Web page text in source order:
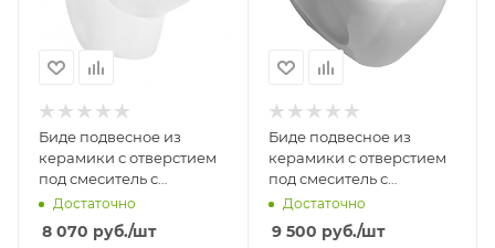
Биде подвесное из
керамики с отверстием
под смеситель с
переливом (355х523х365),
Достаточно
8 070 руб./шт
Биде подвесное из
керамики с отверстием
под смеситель с
переливом
(375х552х342), 18517
Достаточно
9 500 руб./шт